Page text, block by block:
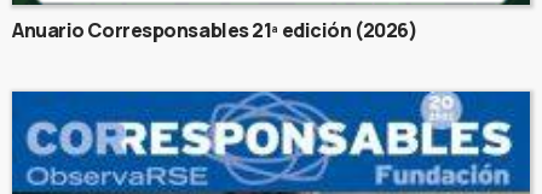
Anuario Corresponsables 21ª edición (2026)